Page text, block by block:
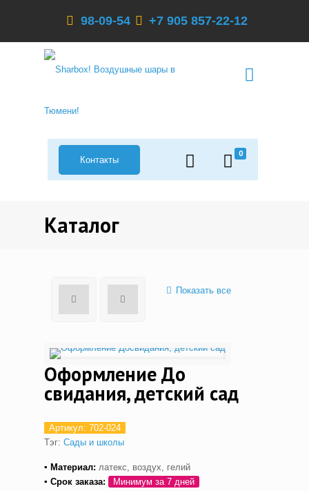
98-09-54 +7 905 857-22-12
0
Контакты
Каталог
Показать все
Оформление До
свидания, детский сад
Артикул: 702-024
Тэг: Сады и школы
▪ Материал: латекс, воздух, гелий
▪ Срок заказа: Минимум за 7 дней